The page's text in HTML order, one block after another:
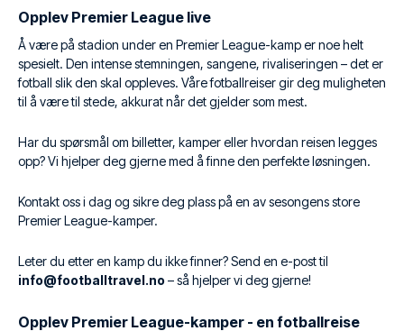
Opplev Premier League live
Å være på stadion under en Premier League-kamp er noe helt
spesielt. Den intense stemningen, sangene, rivaliseringen – det er
fotball slik den skal oppleves. Våre fotballreiser gir deg muligheten
til å være til stede, akkurat når det gjelder som mest.
Har du spørsmål om billetter, kamper eller hvordan reisen legges
opp? Vi hjelper deg gjerne med å finne den perfekte løsningen.
Kontakt oss i dag og sikre deg plass på en av sesongens store
Premier League-kamper.
Leter du etter en kamp du ikke finner? Send en e-post til
info@footballtravel.no – så hjelper vi deg gjerne!
Opplev Premier League-kamper - en fotballreise